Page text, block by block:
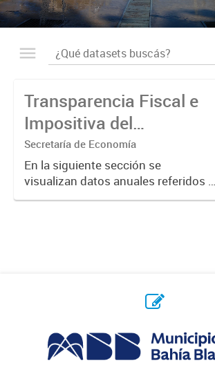
Transparencia Fiscal e
Impositiva del
Municipio. Año 2023
Secretaría de Economía
En la siguiente sección se
visualizan datos anuales referidos a
la transparencia fiscal e impositiva